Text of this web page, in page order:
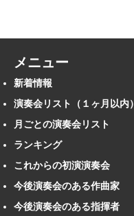
メニュー
新着情報
演奏会リスト（１ヶ月以内）
月ごとの演奏会リスト
ランキング
これからの初演演奏会
今後演奏会のある作曲家
今後演奏会のある指揮者